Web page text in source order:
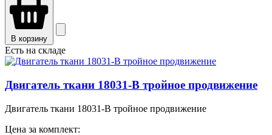
В корзину
Есть на складе
Двигатель ткани 18031-B тройное продвижение
Двигатель ткани 18031-B тройное продвижение
Цена за комплект: